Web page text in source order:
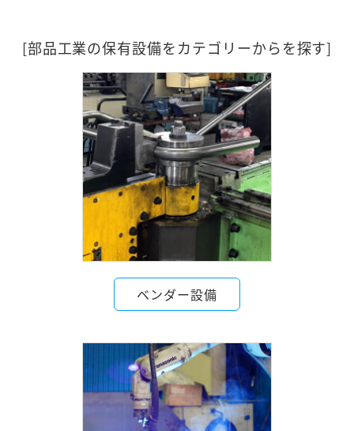
[部品工業の保有設備をカテゴリーからを探す]
ベンダー設備